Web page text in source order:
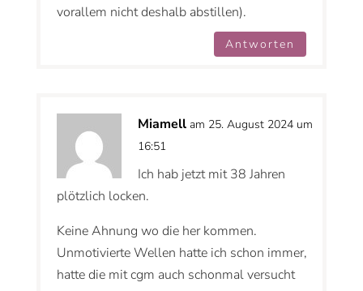
vorallem nicht deshalb abstillen).
Antworten
Miamell am 25. August 2024 um
16:51
Ich hab jetzt mit 38 Jahren
plötzlich locken.
Keine Ahnung wo die her kommen.
Unmotivierte Wellen hatte ich schon immer,
hatte die mit cgm auch schonmal versucht